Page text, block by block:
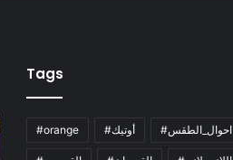
Tags
#orange #أوتيك #احوال_الطقس